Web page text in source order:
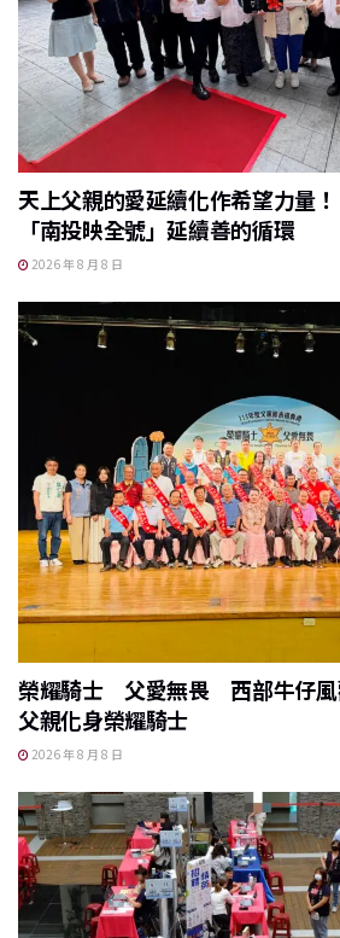
天上父親的愛延續化作希望力量
「南投映全號」延續善的循環
2026 年 8 月 8 日
榮耀騎士 父愛無畏 西部牛仔
父親化身榮耀騎士
2026 年 8 月 8 日